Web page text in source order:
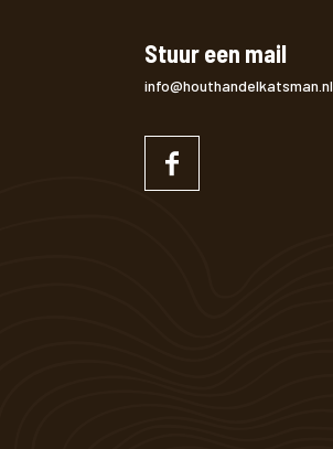
Stuur een mail
info@houthandelkatsman.nl